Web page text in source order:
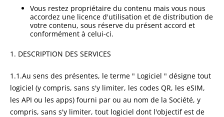
Vous restez propriétaire du contenu mais vous nous
accordez une licence d'utilisation et de distribution de
votre contenu, sous réserve du présent accord et
conformément à celui-ci.
1. DESCRIPTION DES SERVICES
1.1.Au sens des présentes, le terme " Logiciel " désigne tout
logiciel (y compris, sans s'y limiter, les codes QR, les eSIM,
les API ou les apps) fourni par ou au nom de la Société, y
compris, sans s'y limiter, tout logiciel dont l'objectif est de